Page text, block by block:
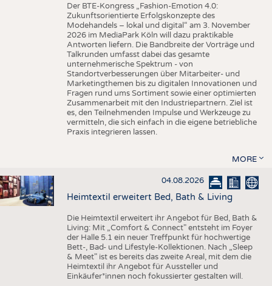
Der BTE-Kongress „Fashion-Emotion 4.0:
Zukunftsorientierte Erfolgskonzepte des
Modehandels – lokal und digital“ am 3. November
2026 im MediaPark Köln will dazu praktikable
Antworten liefern. Die Bandbreite der Vorträge und
Talkrunden umfasst dabei das gesamte
unternehmerische Spektrum - von
Standortverbesserungen über Mitarbeiter- und
Marketingthemen bis zu digitalen Innovationen und
Fragen rund ums Sortiment sowie einer optimierten
Zusammenarbeit mit den Industriepartnern. Ziel ist
es, den Teilnehmenden Impulse und Werkzeuge zu
vermitteln, die sich einfach in die eigene betriebliche
Praxis integrieren lassen.
MORE
04.08.2026
Heimtextil erweitert Bed, Bath & Living
Die Heimtextil erweitert ihr Angebot für Bed, Bath &
Living: Mit „Comfort & Connect" entsteht im Foyer
der Halle 5.1 ein neuer Treffpunkt für hochwertige
Bett-, Bad- und Lifestyle-Kollektionen. Nach „Sleep
& Meet" ist es bereits das zweite Areal, mit dem die
Heimtextil ihr Angebot für Aussteller und
Einkäufer*innen noch fokussierter gestalten will.